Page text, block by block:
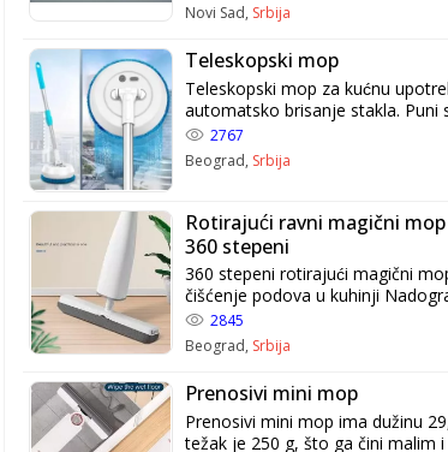
Novi Sad, Srbija
Teleskopski mop
Teleskopski mop za kućnu
automatsko brisanje stakla. Puni se usb
kablom,punjenje 3 sata,sati rada(1.5).
gr,snaga 10 w. Multifunkcionalno čišćenje:Može se
koristiti na pločicama, drvenim
se može koristiti i za pranje automobila.
okretnom i teleskopskopskom
za 180 stepeni,sa lakoćom se
nameštaja. 360 stepeni rotirajući dizajn. Lako
manevrisanje:Prekidač sa jednim
ručki,bez operacija savijanja.
2767
Beograd, Srbija
Rotirajući ravni magični
360 stepeni
360 stepeni rotirajući magični
čišćenje podova u kuhinji Nadograđena pamučna
glava dolazi sa tečnošću za
komponentama silikonskog
da uklone tvrdokorne mrlje Rastvor za čišćenje je
suv, nije tečan
2845
Beograd, Srbija
Prenosivi mini mop
Prenosivi mini mop ima dužinu
težak je 250 g, što ga čini malim i